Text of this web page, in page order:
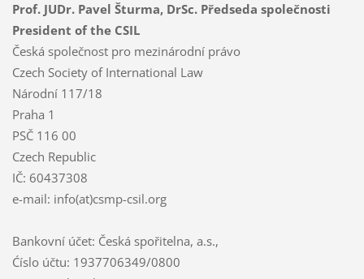
Prof. JUDr. Pavel Šturma, DrSc. Předseda společnosti
President of the CSIL
Česká společnost pro mezinárodní právo
Czech Society of International Law
Národní 117/18
Praha 1
PSČ 116 00
Czech Republic
IČ: 60437308
e-mail: info(at)csmp-csil.org
Bankovní účet: Česká spořitelna, a.s.,
Ćíslo účtu: 1937706349/0800